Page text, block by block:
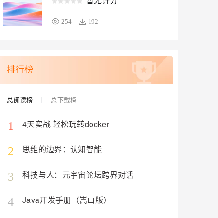
254 192
排行榜
总阅读榜 总下载榜
1 4天实战 轻松玩转docker
2 思维的边界：认知智能
3 科技与人：元宇宙论坛跨界对话
4 Java开发手册（嵩山版）